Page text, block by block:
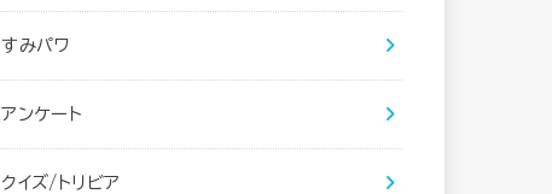
すみパワ
アンケート
クイズ/トリビア